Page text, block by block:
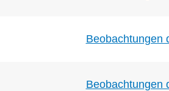
Beobachtungen
Beobachtungen